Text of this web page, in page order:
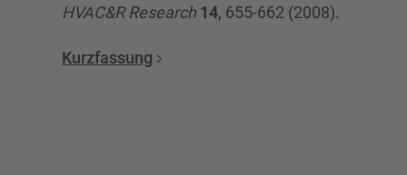
HVAC&R Research 14, 655-662 (2008).
Kurzfassung